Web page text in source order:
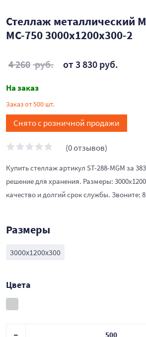
Стеллаж металлический
МС-750 3000x1200x300-2
4 260 руб. от 3 830 руб.
На заказ
Заказ от 500 шт.
Снято с розничной продажи
(0 отзывов)
Купить стеллаж артикул ST-288-MGM за
решение для хранения. Размеры:
качество и долгий срок службы. Звоните: 8
Размеры
3000x1200x300
Цвета